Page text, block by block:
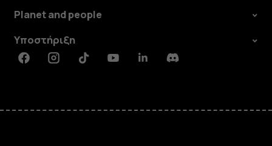
Planet and people
Υποστήριξη
FacebookInstagramTiktokYoutubeLinkedinDiscord